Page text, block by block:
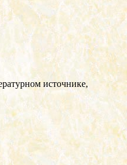
источнике,